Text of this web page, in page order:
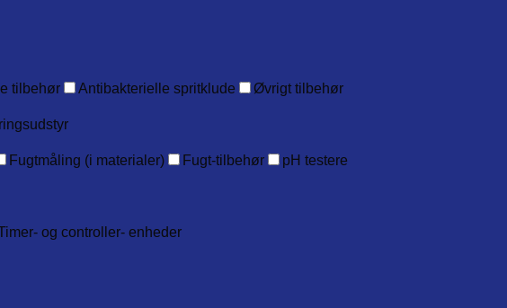
tilbehør Antibakterielle spritklude
Øvrigt tilbehør
Fugtmåling (i materialer) Fugt-tilbehør
pH testere
og controller- enheder